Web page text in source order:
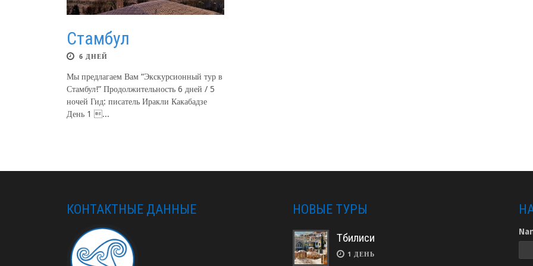
Стамбул
6 ДНЕЙ
Мы предлагаем Вам “Экскурсионный тур в
Стамбул!” Продолжительность 6 дней / 5
ночей Гид: писатель Иракли Какабадзе
День 1 ...
КОНТАКТНЫЕ ДАННЫЕ НОВЫЕ ТУРЫ
Тбилиси
1 ДЕНЬ